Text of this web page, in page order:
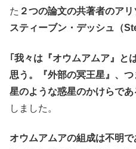
た ２つの論文の共著者のア
スティーブン・デッシュ（
｢我々は『オウムアムア』と
思う。『外部の冥王星』、
星のような惑星のかけらで
しました。
オウムアムアの組成は不明